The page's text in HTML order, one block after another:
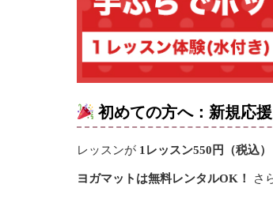
初めての方へ：新規応
レッスンが 1レッスン550円（税込）
ヨガマットは無料レンタルOK！ さ